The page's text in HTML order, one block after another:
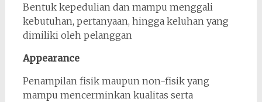
Bentuk kepedulian dan mampu menggali
kebutuhan, pertanyaan, hingga keluhan yang
dimiliki oleh pelanggan
Appearance
Penampilan fisik maupun non-fisik yang
mampu mencerminkan kualitas serta